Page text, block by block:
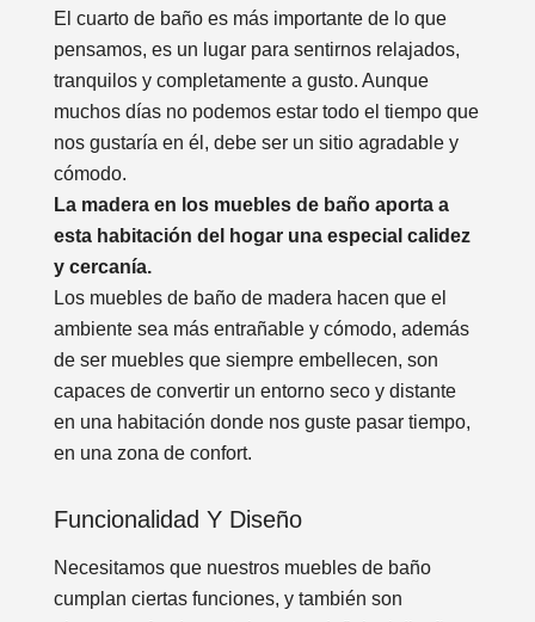
El cuarto de baño es más importante de lo que
pensamos, es un lugar para sentirnos relajados,
tranquilos y completamente a gusto. Aunque
muchos días no podemos estar todo el tiempo que
nos gustaría en él, debe ser un sitio agradable y
cómodo.
La madera en los muebles de baño aporta a
esta habitación del hogar una especial calidez
y cercanía.
Los muebles de baño de madera hacen que el
ambiente sea más entrañable y cómodo, además
de ser muebles que siempre embellecen, son
capaces de convertir un entorno seco y distante
en una habitación donde nos guste pasar tiempo,
en una zona de confort.
Funcionalidad Y Diseño
Necesitamos que nuestros muebles de baño
cumplan ciertas funciones, y también son